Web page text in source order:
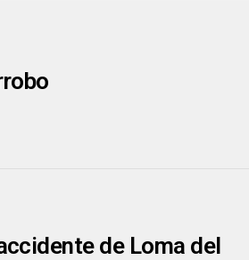
de Loma del